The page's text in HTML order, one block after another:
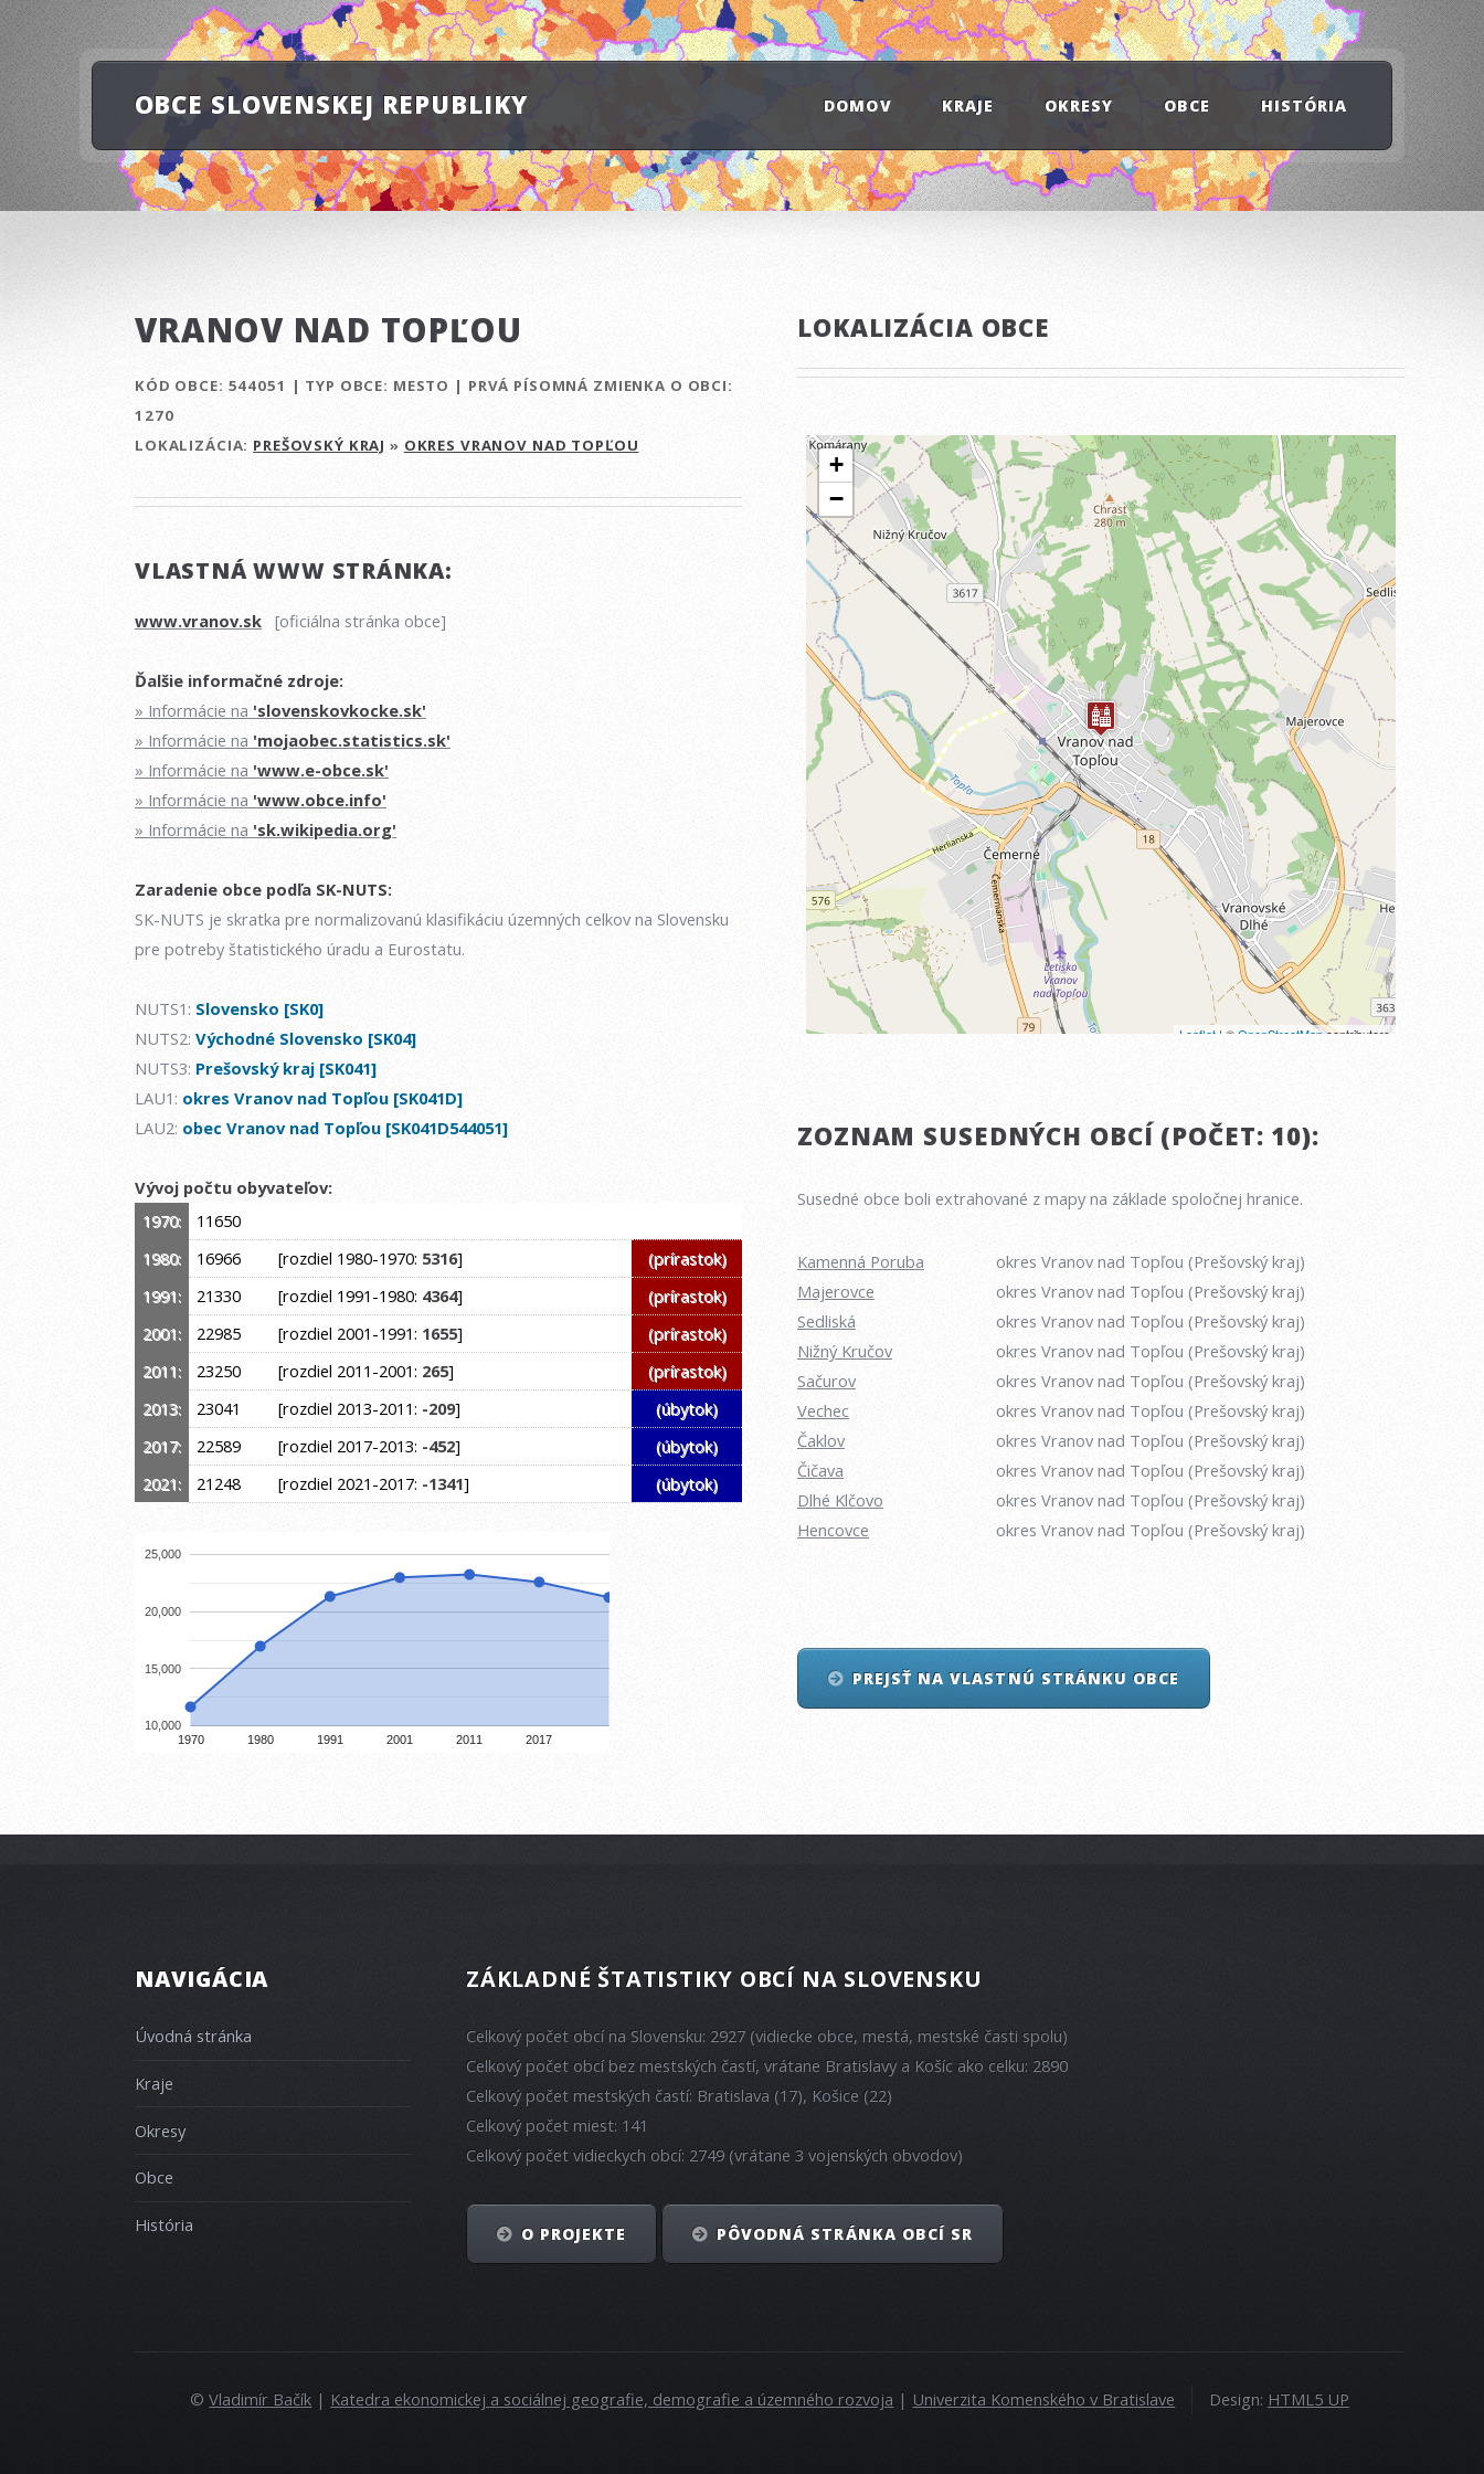
OBCE SLOVENSKEJ REPUBLIKY DOMOV KRAJE OKRESY OBCE HISTÓRIA
VRANOV NAD TOPĽOU
KÓD OBCE: 544051 | TYP OBCE: MESTO | PRVÁ PÍSOMNÁ ZMIENKA O OBCI:
1270
LOKALIZÁCIA: PREŠOVSKÝ KRAJ » OKRES VRANOV NAD TOPĽOU
VLASTNÁ WWW STRÁNKA:
www.vranov.sk [oficiálna stránka obce]
Ďalšie informačné zdroje:
» Informácie na 'slovenskovkocke.sk'
» Informácie na 'mojaobec.statistics.sk'
» Informácie na 'www.e-obce.sk'
» Informácie na 'www.obce.info'
» Informácie na 'sk.wikipedia.org'
Zaradenie obce podľa SK-NUTS:
SK-NUTS je skratka pre normalizovanú klasifikáciu územných celkov na Slovensku
pre potreby štatistického úradu a Eurostatu.
NUTS1: Slovensko [SK0]
NUTS2: Východné Slovensko [SK04]
NUTS3: Prešovský kraj [SK041]
LAU1: okres Vranov nad Topľou [SK041D]
LAU2: obec Vranov nad Topľou [SK041D544051]
Vývoj počtu obyvateľov:
1970:
11650
1980:
16966 [rozdiel 1980-1970: 5316]
(prírastok)
1991:
21330 [rozdiel 1991-1980: 4364]
(prírastok)
2001:
22985 [rozdiel 2001-1991: 1655]
(prírastok)
2011:
23250 [rozdiel 2011-2001: 265]
(prírastok)
2013:
23041 [rozdiel 2013-2011: -209]
(úbytok)
2017:
22589 [rozdiel 2017-2013: -452]
(úbytok)
2021:
21248 [rozdiel 2021-2017: -1341] (úbytok)
1970 1980 1991 2001 2011 2017
10,000
15,000
20,000
25,000
LOKALIZÁCIA OBCE
ZOZNAM SUSEDNÝCH OBCÍ (POČET: 10):
Susedné obce boli extrahované z mapy na základe spoločnej hranice.
Kamenná Poruba
okres Vranov nad Topľou (Prešovský kraj)
Majerovce
okres Vranov nad Topľou (Prešovský kraj)
Sedliská
okres Vranov nad Topľou (Prešovský kraj)
Nižný Kručov
okres Vranov nad Topľou (Prešovský kraj)
Sačurov
okres Vranov nad Topľou (Prešovský kraj)
Vechec
okres Vranov nad Topľou (Prešovský kraj)
Čaklov
okres Vranov nad Topľou (Prešovský kraj)
Čičava
okres Vranov nad Topľou (Prešovský kraj)
Dlhé Klčovo
okres Vranov nad Topľou (Prešovský kraj)
Hencovce
okres Vranov nad Topľou (Prešovský kraj)
PREJSŤ NA VLASTNÚ STRÁNKU OBCE
NAVIGÁCIA
Úvodná stránka
Kraje
Okresy
Obce
História
ZÁKLADNÉ ŠTATISTIKY OBCÍ NA SLOVENSKU
Celkový počet obcí na Slovensku: 2927 (vidiecke obce, mestá, mestské časti spolu)
Celkový počet obcí bez mestských častí, vrátane Bratislavy a Košíc ako celku: 2890
Celkový počet mestských častí: Bratislava (17), Košice (22)
Celkový počet miest: 141
Celkový počet vidieckych obcí: 2749 (vrátane 3 vojenských obvodov)
O PROJEKTE PÔVODNÁ STRÁNKA OBCÍ SR
©Vladimír Bačík | Katedra ekonomickej a sociálnej geografie, demografie a územného rozvoja | Univerzita Komenského v Bratislave Design: HTML5 UP